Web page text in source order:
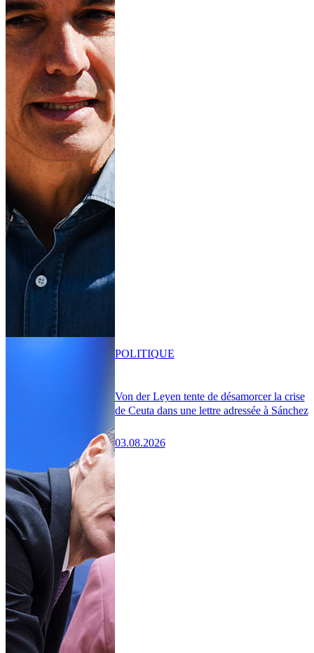
Von der Leyen tente de désamorcer la crise
de Ceuta dans une lettre adressée à Sánchez
03.08.2026
POLITIQUE